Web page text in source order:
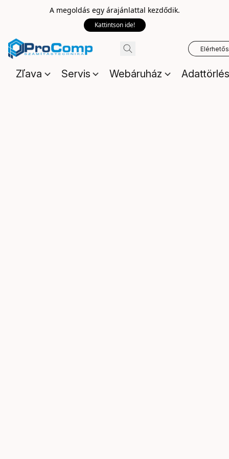
A megoldás egy árajánlattal kezdődik.
Kattintson ide!
Zľava Servis Webáruház